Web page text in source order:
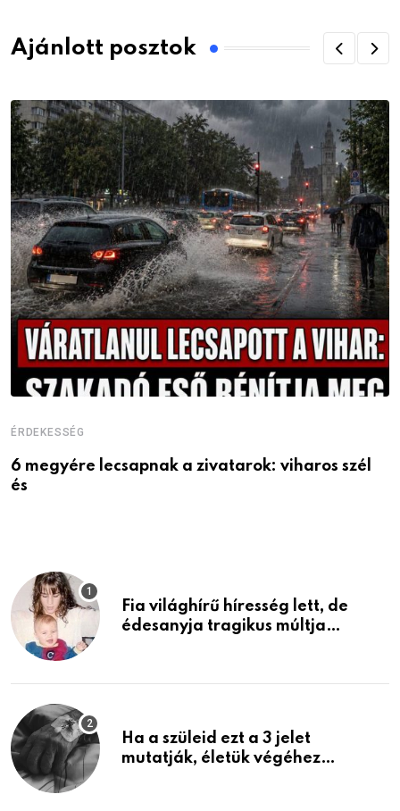
Ajánlott posztok
ÉRDEKESSÉG
6 megyére lecsapnak a zivatarok: viharos szél
és
Fia világhírű híresség lett, de
édesanyja tragikus múltja
Ha a szüleid ezt a 3 jelet
mutatják, életük végéhez